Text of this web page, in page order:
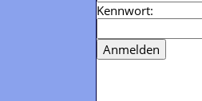
Kennwort: